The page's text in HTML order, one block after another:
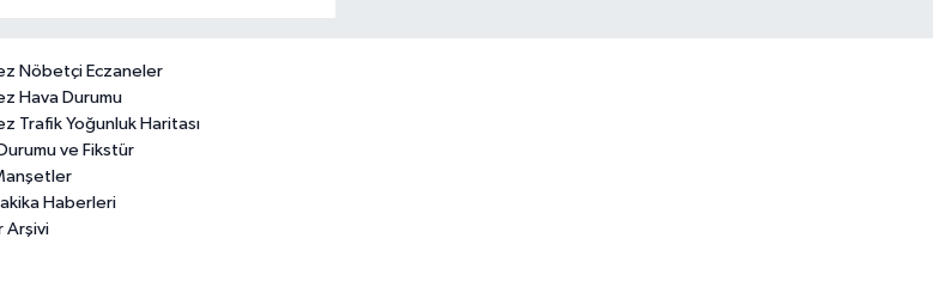
Nöbetçi Eczaneler
Hava Durumu
Trafik Yoğunluk Haritası
ve Fikstür
Haberleri
Arşivi